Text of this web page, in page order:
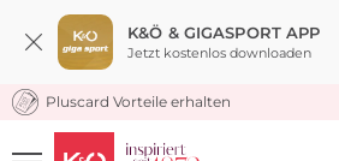
K&Ö & GIGASPORT APP
Jetzt kostenlos downloaden
KOSTENLOSER VERSAND* &
Pluscard Vorteile erhalten